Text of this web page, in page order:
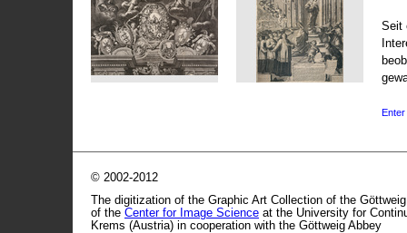
Seit
© 2002-2012
The digitization of the Graphic Art Collection of the
of the Center for Image Science at the University for
Krems (Austria) in cooperation with the Göttweig Abbey